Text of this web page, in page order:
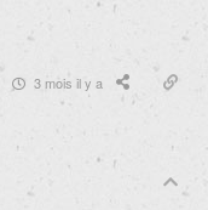
3 mois il y a